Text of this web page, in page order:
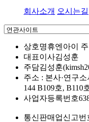
회사소개 오시는길
상호명휴엔아이
대표이사김성훈
주담김성훈
주소 : 본사·연구소
144 B109호,
사업자등록번호
통신판매업신고번